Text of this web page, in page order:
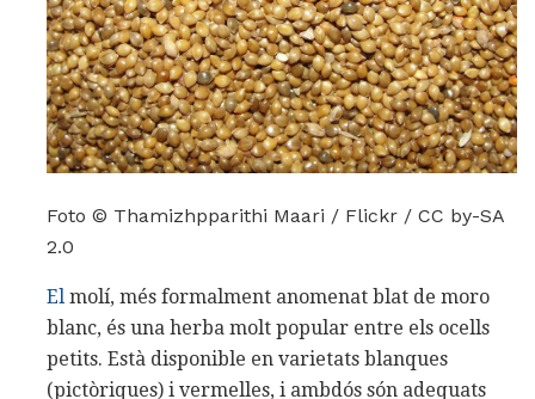
Foto © Thamizhpparithi Maari / Flickr / CC by-SA
2.0
El molí, més formalment anomenat blat de moro
blanc, és una herba molt popular entre els ocells
petits. Està disponible en varietats blanques
(pictòriques) i vermelles, i ambdós són adequats